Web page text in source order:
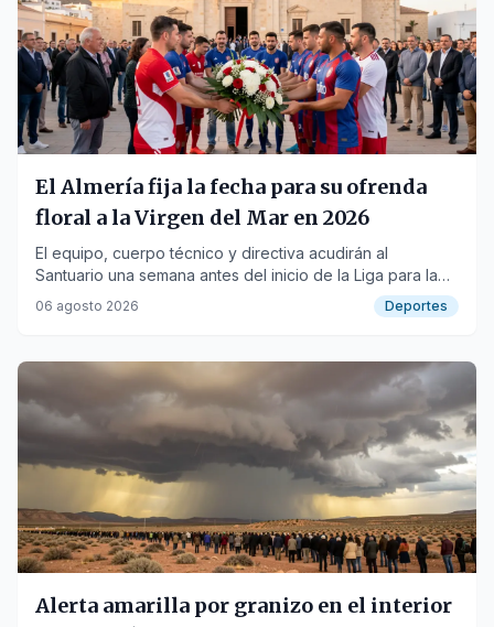
El Almería fija la fecha para su ofrenda
floral a la Virgen del Mar en 2026
El equipo, cuerpo técnico y directiva acudirán al
Santuario una semana antes del inicio de la Liga para la
tradicional ofrenda.
06 agosto 2026 Deportes
Alerta amarilla por granizo en el interior